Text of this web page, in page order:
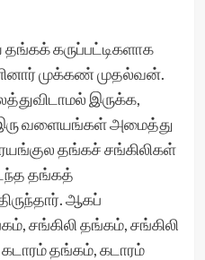
கருப்பட்டிகளாக
முக்கண் முதல்வன்.
இருக்க,
வளையங்கள் அமைத்து
தங்கச் சங்கிலிகள்
தங்கத்
ஆகப்
சங்கிலி தங்கம், சங்கிலி
தங்கம், கடாரம்